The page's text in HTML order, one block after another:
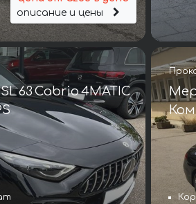
описание и цены
63 Cabrio 4MATIC